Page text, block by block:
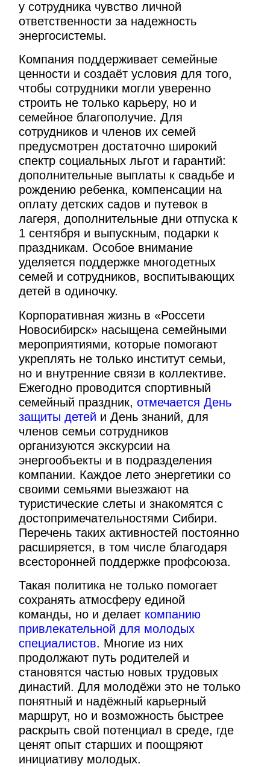
у сотрудника чувство личной
ответственности за надежность
энергосистемы.
Компания поддерживает семейные
ценности и создаёт условия для того,
чтобы сотрудники могли уверенно
строить не только карьеру, но и
семейное благополучие. Для
сотрудников и членов их семей
предусмотрен достаточно широкий
спектр социальных льгот и гарантий:
дополнительные выплаты к свадьбе и
рождению ребенка, компенсации на
оплату детских садов и путевок в
лагеря, дополнительные дни отпуска к
1 сентября и выпускным, подарки к
праздникам. Особое внимание
уделяется поддержке многодетных
семей и сотрудников, воспитывающих
детей в одиночку.
Корпоративная жизнь в «Россети
Новосибирск» насыщена семейными
мероприятиями, которые помогают
укреплять не только институт семьи,
но и внутренние связи в коллективе.
Ежегодно проводится спортивный
семейный праздник,отмечается День
защиты детей и День знаний, для
членов семьи сотрудников
организуются экскурсии на
энергообъекты и в подразделения
компании. Каждое лето энергетики со
своими семьями выезжают на
туристические слеты и знакомятся с
достопримечательностями Сибири.
Перечень таких активностей постоянно
расширяется, в том числе благодаря
всесторонней поддержке профсоюза.
Такая политика не только помогает
сохранять атмосферу единой
команды, но и делает компанию
привлекательной для молодых
специалистов. Многие из них
продолжают путь родителей и
становятся частью новых трудовых
династий. Для молодёжи это не только
понятный и надёжный карьерный
маршрут, но и возможность быстрее
раскрыть свой потенциал в среде, где
ценят опыт старших и поощряют
инициативу молодых.